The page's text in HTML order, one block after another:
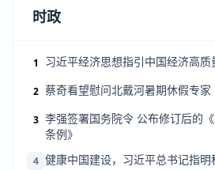
时政
1 习近平经济思想指引中国经济高
2 蔡奇看望慰问北戴河暑期休假专家
3 李强签署国务院令 公布修订后的
条例》
4 健康中国建设，习近平总书记指明